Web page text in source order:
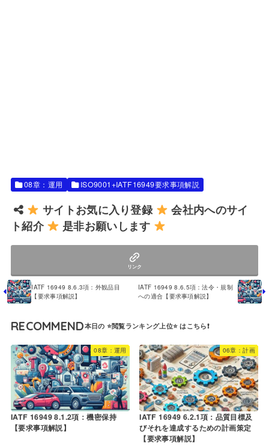
08章：運用 ISO9001+IATF16949要求事項解説
サイトお気に入り登録
会社内へのサイ
ト紹介
是非お願いします
リンク
IATF 16949 8.6.3項：外観品目
【要求事項解説】
IATF 16949 8.6.5項：法令・規制
への適合【要求事項解説】
RECOMMEND
08章：運用
IATF 16949 8.1.2項：機密保持
【要求事項解説】
06章：計画
IATF 16949 6.2.1項：品質目標及
びそれを達成するための計画策定
【要求事項解説】